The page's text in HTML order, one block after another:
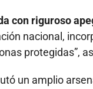
con riguroso
nacional,
protegidas”,
un amplio